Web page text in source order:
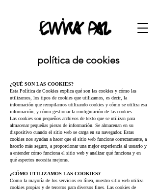
política de cookies
¿QUÉ SON LAS COOKIES?
Esta Política de Cookies explica qué son las cookies y cómo las
utilizamos, los tipos de cookies que utilizamos, es decir, la
información que recopilamos utilizando cookies y cómo se utiliza esa
información, y cómo gestionar la configuración de las cookies.
Las cookies son pequeños archivos de texto que se utilizan para
almacenar pequeñas piezas de información. Se almacenan en su
dispositivo cuando el sitio web se carga en su navegador. Estas
cookies nos ayudan a hacer que el sitio web funcione correctamente, a
hacerlo más seguro, a proporcionar una mejor experiencia al usuario y
a entender cómo funciona el sitio web y analizar qué funciona y en
qué aspectos necesita mejoras.
¿CÓMO UTILIZAMOS LAS COOKIES?
Como la mayoría de los servicios en línea, nuestro sitio web utiliza
cookies propias y de terceros para diversos fines. Las cookies de